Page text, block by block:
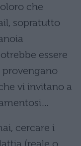
che
sopratutto
essere
vi invitano a
cercare i
(reale o